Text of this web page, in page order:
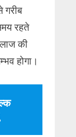
गरीब
रहते
की
होगा।